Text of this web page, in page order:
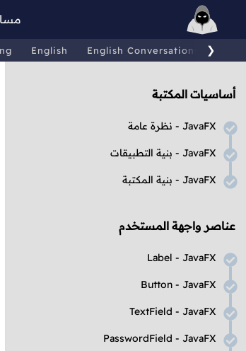
English English Conversations ❯
أساسيات المكتبة
JavaFX - نظرة عامة
JavaFX - بنية التطبيقات
JavaFX - بنية المكتبة
عناصر واجهة المستخدم
JavaFX
-
Label
JavaFX
-
Button
JavaFX
-
TextField
JavaFX
-
PasswordField